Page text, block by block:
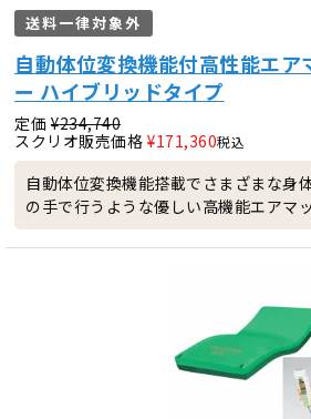
送料一律対象外
自動体位変換機能付高性能エア
ー ハイブリッドタイプ
定価 ¥234,740
スクリオ販売価格 ¥171,360税込
自動体位変換機能搭載でさまざまな身
の手で行うような優しい高機能エアマ